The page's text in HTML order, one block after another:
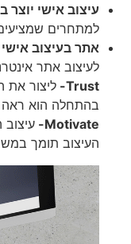
עיצוב אישי יוצר
למתחרים
אתר בעיצוב
לעיצוב אתר
Trust- ליצור את
בהתחלה הוא ראה
Motivate-
העיצוב תומך